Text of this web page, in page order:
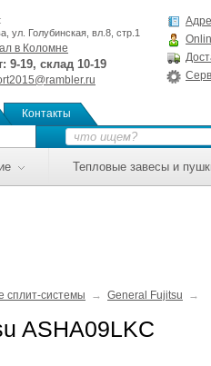
ул. Голубинская, вл.8, стр.1
в Коломне
9-19, склад 10-19
Контакты
Тепловые завесы и
сплит-системы General Fujitsu
ASHA09LKC